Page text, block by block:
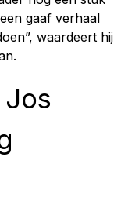
gaaf verhaal
waardeert hij